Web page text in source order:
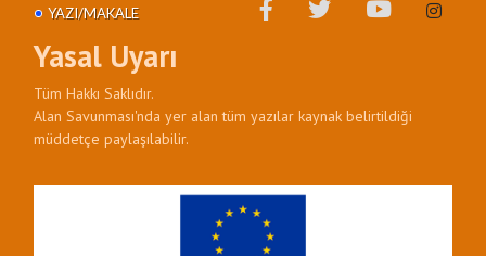
YAZI/MAKALE
Yasal Uyarı
Tüm Hakkı Saklıdır.
Alan Savunması'nda yer alan tüm yazılar kaynak belirtildiği
müddetçe paylaşılabilir.